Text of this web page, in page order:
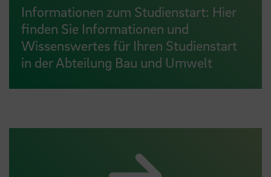
Informationen zum Studienstart: Hier
finden Sie Informationen und
Wissenswertes für Ihren Studienstart
in der Abteilung Bau und Umwelt